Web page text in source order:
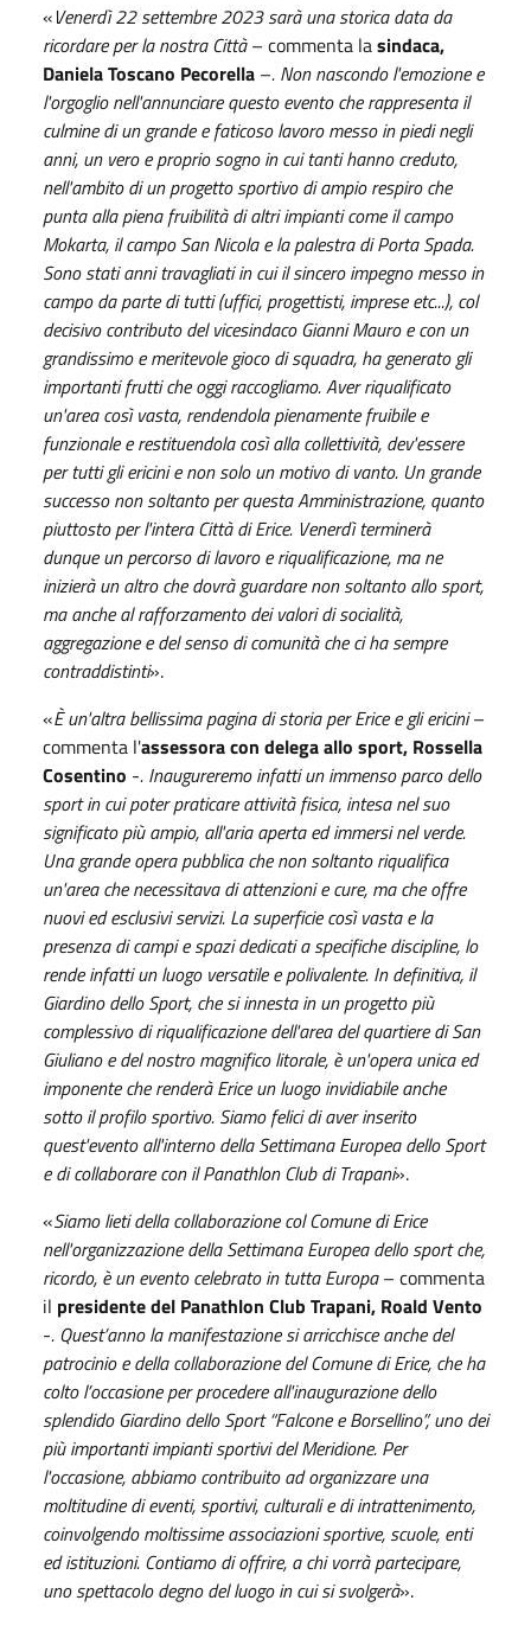
«Venerdì 22 settembre 2023 sarà una storica data da
ricordare per la nostra Città– commenta lasindaca,
Daniela Toscano Pecorella –. Non nascondo l'emozione e
l'orgoglio nell'annunciare questo evento che rappresenta il
culmine di un grande e faticoso lavoro messo in piedi negli
anni, un vero e proprio sogno in cui tanti hanno creduto,
nell'ambito di un progetto sportivo di ampio respiro che
punta alla piena fruibilità di altri impianti come il campo
Mokarta, il campo San Nicola e la palestra di Porta Spada.
Sono stati anni travagliati in cui il sincero impegno messo in
campo da parte di tutti (uffici, progettisti, imprese etc...), col
decisivo contributo del vicesindaco Gianni Mauro e con un
grandissimo e meritevole gioco di squadra, ha generato gli
importanti frutti che oggi raccogliamo. Aver riqualificato
un'area così vasta, rendendola pienamente fruibile e
funzionale e restituendola così alla collettività, dev'essere
per tutti gli ericini e non solo un motivo di vanto. Un grande
successo non soltanto per questa Amministrazione, quanto
piuttosto per l'intera Città di Erice. Venerdì terminerà
dunque un percorso di lavoro e riqualificazione, ma ne
inizierà un altro che dovrà guardare non soltanto allo sport,
ma anche al rafforzamento dei valori di socialità,
aggregazione e del senso di comunità che ci ha sempre
contraddistinti».
«È un'altra bellissima pagina di storia per Erice e gli ericini–
commenta l'assessora con delega allo sport, Rossella
Cosentino -. Inaugureremo infatti un immenso parco dello
sport in cui poter praticare attività fisica, intesa nel suo
significato più ampio, all'aria aperta ed immersi nel verde.
Una grande opera pubblica che non soltanto riqualifica
un'area che necessitava di attenzioni e cure, ma che offre
nuovi ed esclusivi servizi. La superficie così vasta e la
presenza di campi e spazi dedicati a specifiche discipline, lo
rende infatti un luogo versatile e polivalente. In definitiva, il
Giardino dello Sport, che si innesta in un progetto più
complessivo di riqualificazione dell'area del quartiere di San
Giuliano e del nostro magnifico litorale, è un'opera unica ed
imponente che renderà Erice un luogo invidiabile anche
sotto il profilo sportivo. Siamo felici di aver inserito
quest'evento all'interno della Settimana Europea dello Sport
e di collaborare con il Panathlon Club di Trapani».
«Siamo lieti della collaborazione col Comune di Erice
nell'organizzazione della Settimana Europea dello sport che,
ricordo, è un evento celebrato in tutta Europa– commenta
il presidente del Panathlon Club Trapani, Roald Vento
-. Quest’anno la manifestazione si arricchisce anche del
patrocinio e della collaborazione del Comune di Erice, che ha
colto l’occasione per procedere all'inaugurazione dello
splendido Giardino dello Sport “Falcone e Borsellino”, uno dei
più importanti impianti sportivi del Meridione. Per
l'occasione, abbiamo contribuito ad organizzare una
moltitudine di eventi, sportivi, culturali e di intrattenimento,
coinvolgendo moltissime associazioni sportive, scuole, enti
ed istituzioni. Contiamo di offrire, a chi vorrà partecipare,
uno spettacolo degno del luogo in cui si svolgerà».